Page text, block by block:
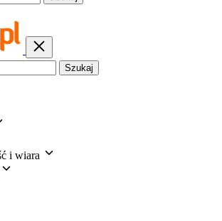
Szukaj
i wiara